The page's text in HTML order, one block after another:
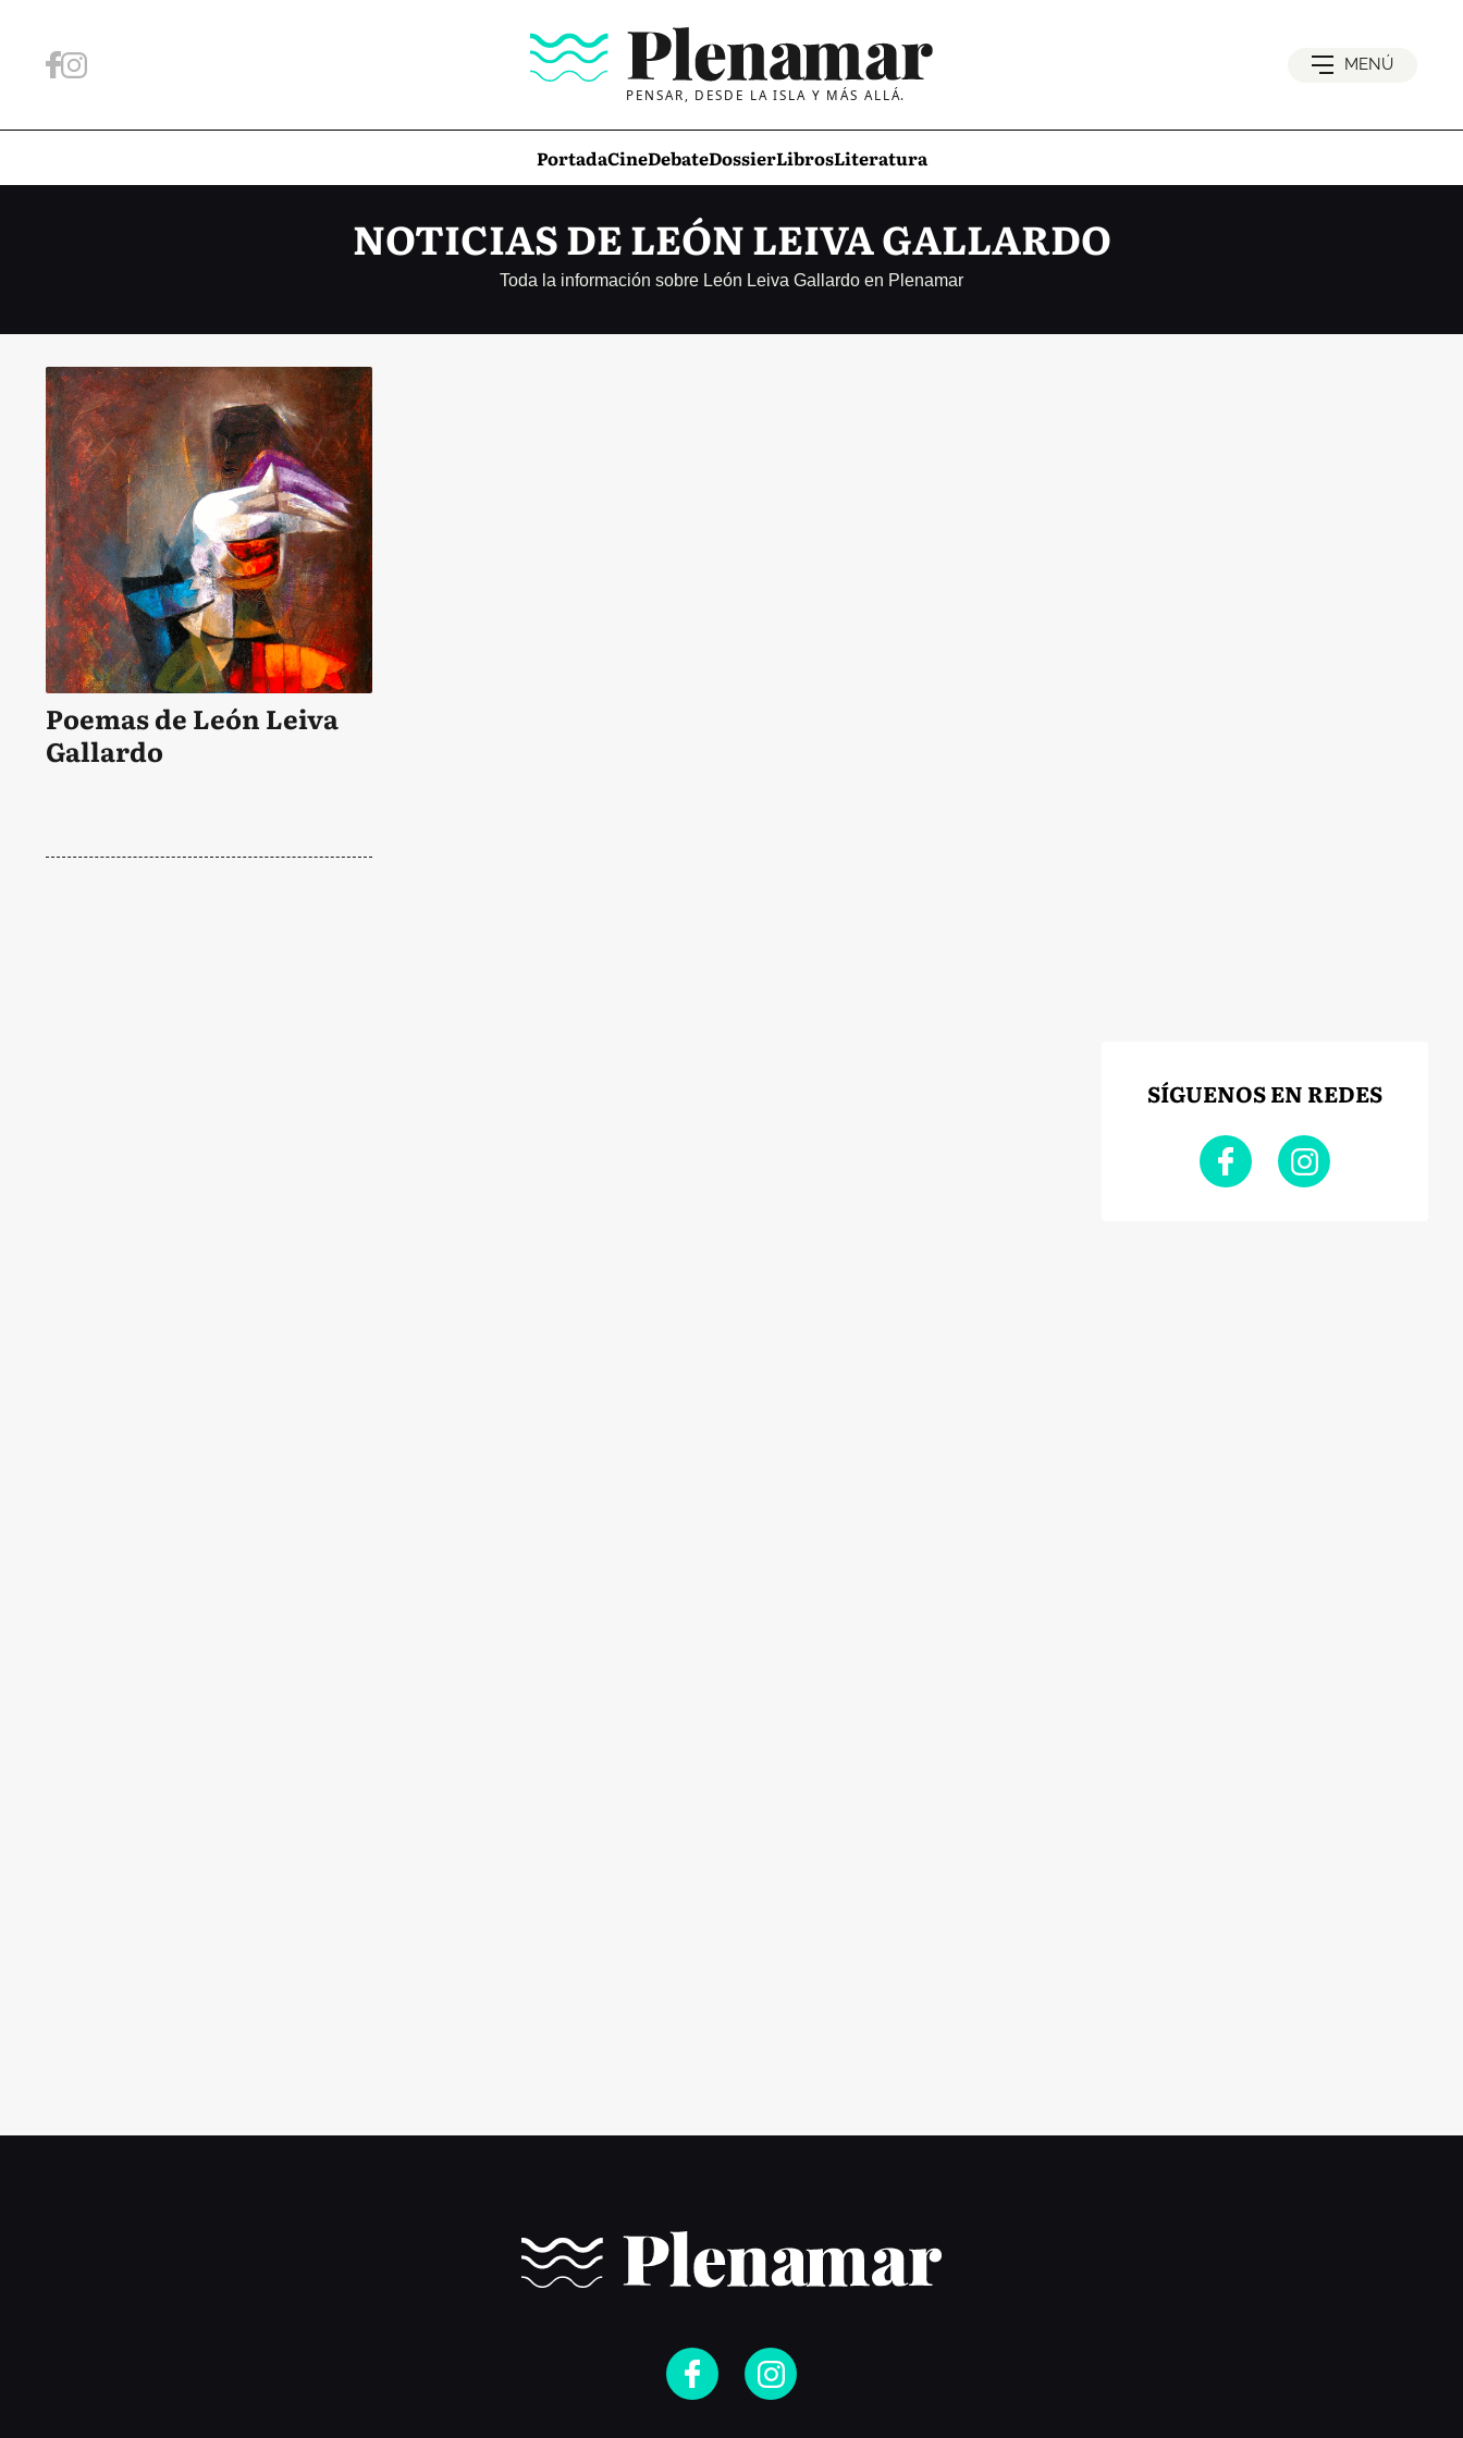
PENSAR, DESDE LA ISLA Y MÁS ALLÁ.
MENÚ
PortadaCineDebateDossierLibrosLiteratura
NOTICIAS DE LEÓN LEIVA GALLARDO
Toda la información sobre León Leiva Gallardo en Plenamar
Poemas de León Leiva
Gallardo
SÍGUENOS EN REDES